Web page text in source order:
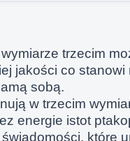
trzecim
jakości co stanowi
sobą.
w trzecim
energie istot
które